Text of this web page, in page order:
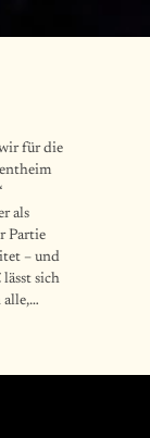
für die
als
Partie
– und
sich
alle,…